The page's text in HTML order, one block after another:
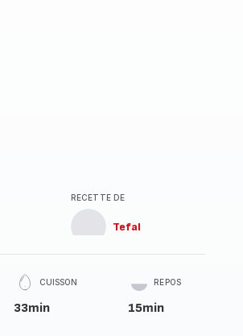
RECETTE DE
Tefal
CUISSON
33min
REPOS
15min